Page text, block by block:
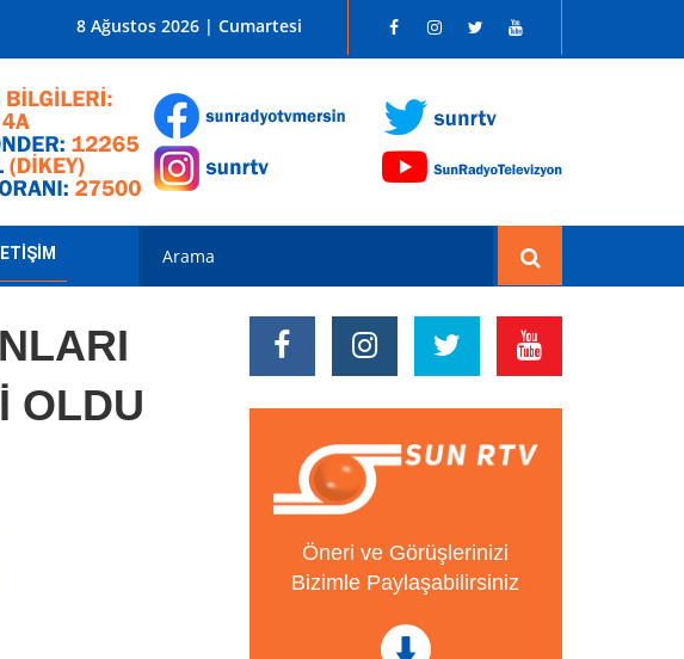
Radyosu SUN RADYO FM 96.1
8 Ağustos 2026 | Cumartesi
OLDU
Öneri ve Görüşlerinizi
Bizimle Paylaşabilirsiniz